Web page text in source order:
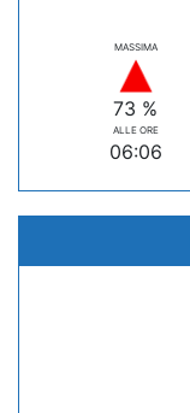
MASSIMA
73 %
ALLE ORE
06:06